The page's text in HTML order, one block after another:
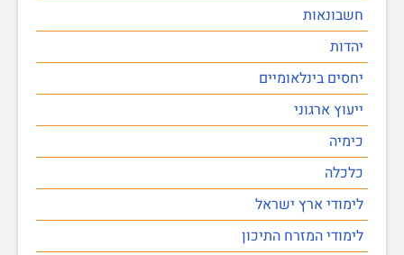
חשבונאות
יהדות
יחסים בינלאומיים
ייעוץ ארגוני
כימיה
כלכלה
לימודי ארץ ישראל
לימודי המזרח התיכון